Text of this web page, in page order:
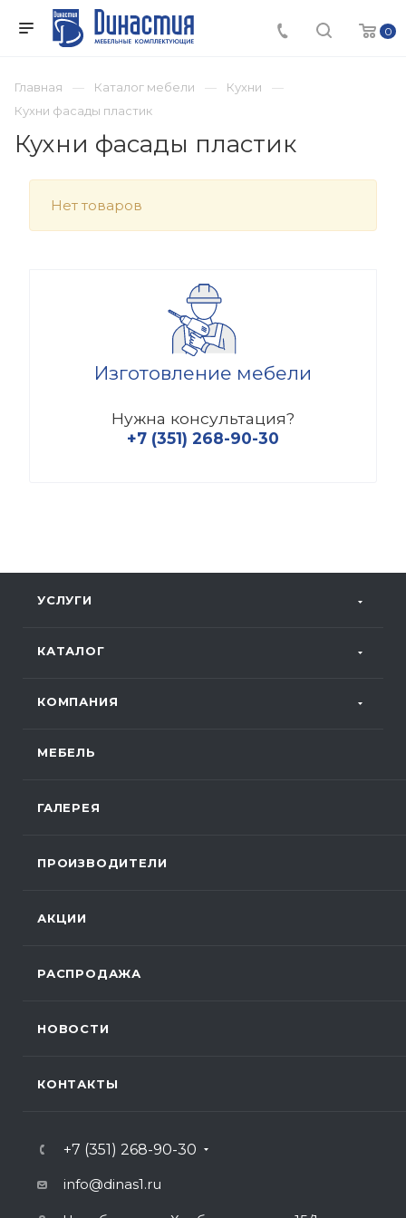
0
Главная Каталог мебели
Кухни
Кухни фасады пластик
Кухни фасады пластик
Нет товаров
Изготовление мебели
Нужна консультация?
+7 (351) 268-90-30
УСЛУГИ
КАТАЛОГ
КОМПАНИЯ
МЕБЕЛЬ
ГАЛЕРЕЯ
ПРОИЗВОДИТЕЛИ
АКЦИИ
РАСПРОДАЖА
НОВОСТИ
КОНТАКТЫ
+7 (351) 268-90-30
info@dinas1.ru